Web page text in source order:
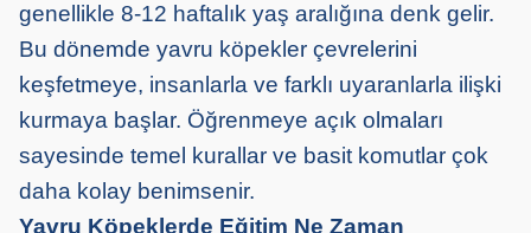
genellikle 8-12 haftalık yaş aralığına denk gelir.
Bu dönemde yavru köpekler çevrelerini
keşfetmeye, insanlarla ve farklı uyaranlarla ilişki
kurmaya başlar. Öğrenmeye açık olmaları
sayesinde temel kurallar ve basit komutlar çok
daha kolay benimsenir.
Yavru Köpeklerde Eğitim Ne Zaman